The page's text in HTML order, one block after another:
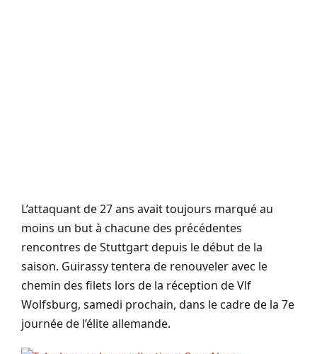
L’attaquant de 27 ans avait toujours marqué au
moins un but à chacune des précédentes
rencontres de Stuttgart depuis le début de la
saison. Guirassy tentera de renouveler avec le
chemin des filets lors de la réception de Vlf
Wolfsburg, samedi prochain, dans le cadre de la 7e
journée de l’élite allemande.